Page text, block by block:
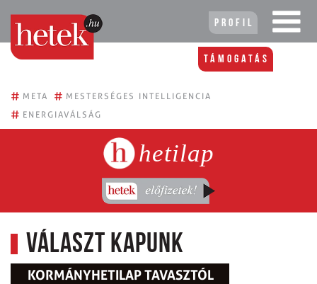
Profil
Támogatás
# META # MESTERSÉGES INTELLIGENCIA
# ENERGIAVÁLSÁG
hetilap
Választ kapunk
KORMÁNYHETILAP TAVASZTÓL